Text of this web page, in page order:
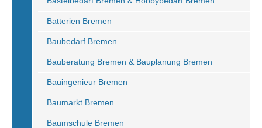
Batterien Bremen
Baubedarf Bremen
Bauberatung Bremen & Bauplanung Bremen
Bauingenieur Bremen
Baumarkt Bremen
Baumschule Bremen